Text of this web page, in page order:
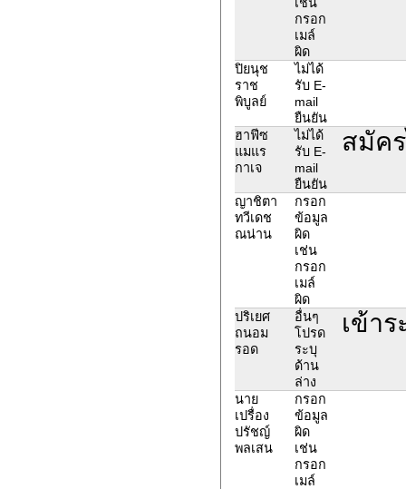
กรอก
เมล์
ผิด
ปิยนุช
ราช
พิบูลย์
ไม่ได้
รับ E-
mail
ยืนยัน
ฮาฟีซ
แมแร
กาเจ
ไม่ได้
รับ E-
mail
ยืนยัน
สมัค
ญาชิตา
ทวีเดช
ณน่าน
กรอก
ข้อมูล
ผิด
เช่น
กรอก
เมล์
ผิด
ปริเยศ
ถนอม
รอด
อื่นๆ
โปรด
ระบุ
ด้าน
ล่าง
เข้า
นาย
เปรื่อง
ปรัชญ์
พลเสน
กรอก
ข้อมูล
ผิด
เช่น
กรอก
เมล์